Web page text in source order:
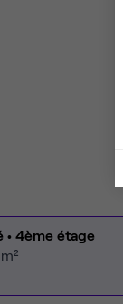
• 4ème étage